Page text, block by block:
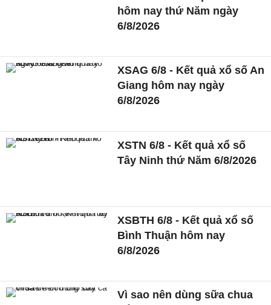
hôm nay thứ Năm ngày
6/8/2026
XSAG 6/8 - Kết quả xổ số An
Giang hôm nay ngày
6/8/2026
XSTN 6/8 - Kết quả xổ số
Tây Ninh thứ Năm 6/8/2026
XSBTH 6/8 - Kết quả xổ số
Bình Thuận hôm nay
6/8/2026
Vì sao nên dùng sữa chua